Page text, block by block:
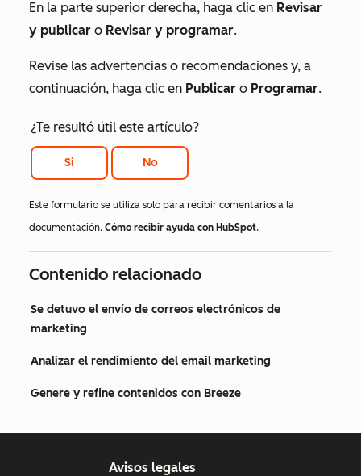
En la parte superior derecha, haga clic en Revisar
y publicar o Revisar y programar.
Revise las advertencias o recomendaciones y, a
continuación, haga clic en Publicar o Programar.
¿Te resultó útil este artículo?
Si No
Este formulario se utiliza solo para recibir comentarios a la
documentación. Cómo recibir ayuda con HubSpot.
Contenido relacionado
Se detuvo el envío de correos electrónicos de
marketing
Analizar el rendimiento del email marketing
Genere y refine contenidos con Breeze
Avisos legales